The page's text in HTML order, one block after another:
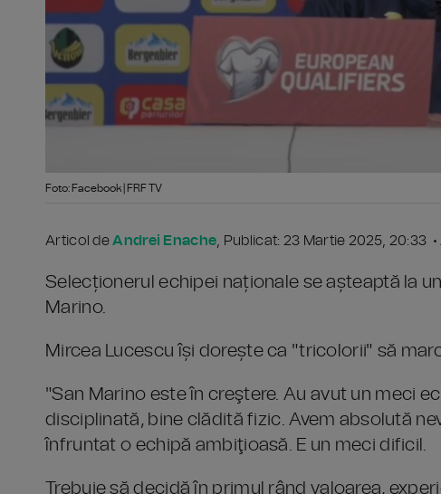
Foto: Facebook | FRF TV
Articol deAndrei Enache, Publicat: 23 Martie 2025, 20:33
Selecționerul echipei naționale se așteaptă la
Marino.
Mircea Lucescu își dorește ca "tricolorii" să
"San Marino este în creştere. Au avut un meci
disciplinată, bine clădită fizic. Avem absolută
înfruntat o echipă ambiţioasă. E un meci dificil.
Trebuie să decidă în primul rând valoarea,